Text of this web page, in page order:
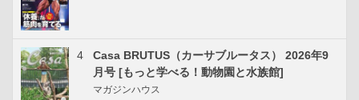
4
Casa BRUTUS（カーサブルータス） 2026年9
月号 [もっと学べる！動物園と水族館]
マガジンハウス